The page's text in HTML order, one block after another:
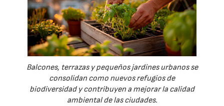
Balcones, terrazas y pequeños jardines urbanos se
consolidan como nuevos refugios de
biodiversidad y contribuyen a mejorar la calidad
ambiental de las ciudades.